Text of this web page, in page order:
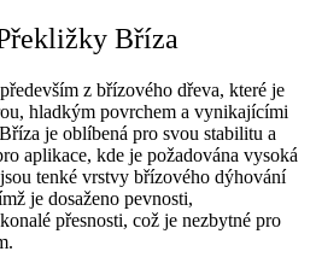
Bříza
z břízového dřeva, které je
hladkým povrchem a vynikajícími
je oblíbená pro svou stabilitu a
aplikace, kde je požadována vysoká
tenké vrstvy břízového dýhování
je dosaženo pevnosti,
přesnosti, což je nezbytné pro